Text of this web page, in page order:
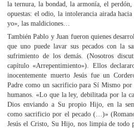
la ternura, la bondad, la armonía, el perdón,
opuestas: el odio, la intolerancia airada
yo», las maldiciones…
También Pablo y Juan fueron quienes
que uno puede lavar sus pecados con la
sufrimiento de los demás. (Nosotros
capítulo «Arrepentimiento»). Ellos
inocentemente muerto Jesús fue un
Padre como un sacrificio para Sí Mismo por
humanos. «Lo que la ley, debilitada por la
Dios enviando a Su propio Hijo, en la
como sacrificio por el pecado (…)»
Jesús el Cristo, Su Hijo, nos limpia de